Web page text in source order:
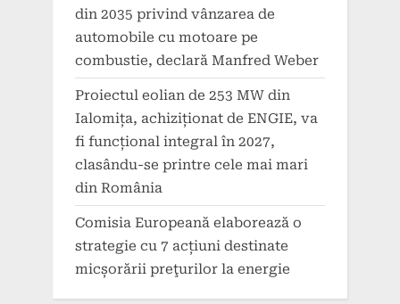
din 2035 privind vânzarea de
automobile cu motoare pe
combustie, declară Manfred Weber
Proiectul eolian de 253 MW din
Ialomița, achiziționat de ENGIE, va
fi funcțional integral în 2027,
clasându-se printre cele mai mari
din România
Comisia Europeană elaborează o
strategie cu 7 acțiuni destinate
micșorării preţurilor la energie